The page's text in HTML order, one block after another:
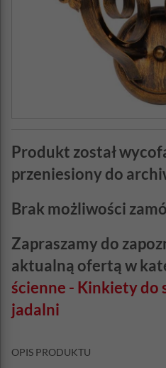
Produkt został
przeniesiony do
Brak możliwości
Zapraszamy do
aktualną ofertą w
ścienne - Kinkiety do
jadalni
OPIS PRODUKTU